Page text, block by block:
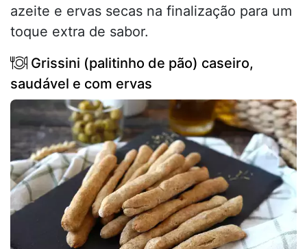
azeite e ervas secas na finalização para um
toque extra de sabor.
Grissini (palitinho de pão) caseiro,
saudável e com ervas